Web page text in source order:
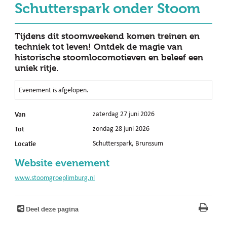
Schutterspark onder Stoom
Tijdens dit stoomweekend komen treinen en
techniek tot leven! Ontdek de magie van
historische stoomlocomotieven en beleef een
uniek ritje.
Evenement is afgelopen.
Van zaterdag 27 juni 2026
Tot zondag 28 juni 2026
Locatie Schutterspark, Brunssum
Website evenement
www.stoomgroeplimburg.nl
Deel deze pagina